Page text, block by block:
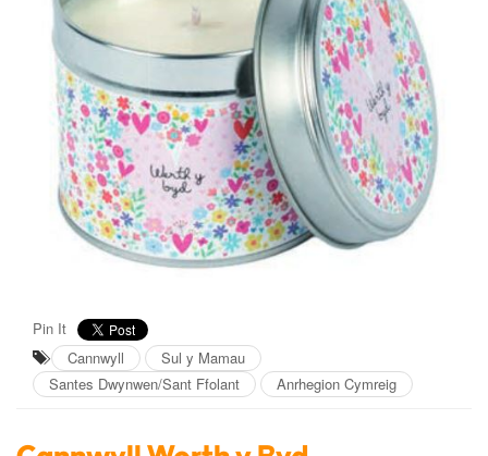
Pin It
Cannwyll
Sul y Mamau
Santes Dwynwen/Sant Ffolant
Anrhegion Cymreig